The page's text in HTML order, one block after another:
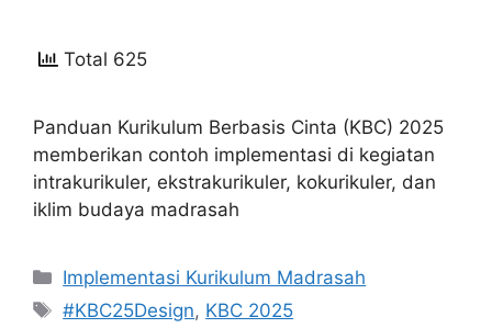
Total 625
Panduan Kurikulum Berbasis Cinta (KBC) 2025
memberikan contoh implementasi di kegiatan
intrakurikuler, ekstrakurikuler, kokurikuler, dan
iklim budaya madrasah
Kategori
Implementasi Kurikulum Madrasah
Tag
#KBC25Design, KBC 2025